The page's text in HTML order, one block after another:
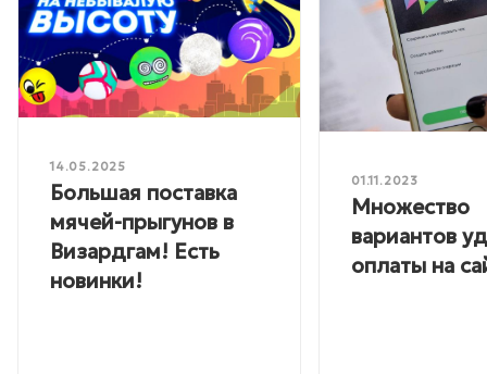
14.05.2025
Большая поставка
мячей-прыгунов в
Визардгам! Есть
новинки!
01.11.2023
Множество
вариантов
оплаты на